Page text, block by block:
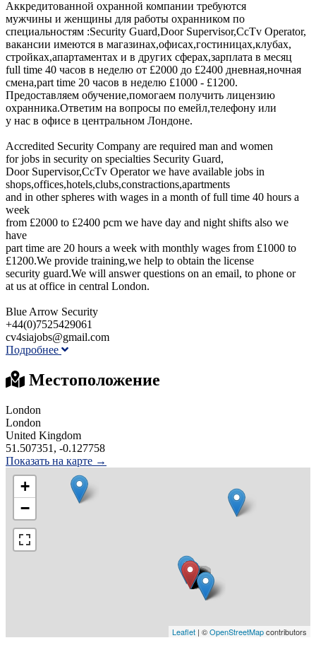
Аккредитованной охранной компании требуются
мужчины и женщины для работы охранником по
специальностям :Security Guard,Door Supervisor,CcTv Operator,
вакансии имеются в магазинах,офисах,гостиницах,клубах,
стройках,апартаментах и в других сферах,зарплата в месяц
full time 40 часов в неделю от £2000 до £2400 дневная,ночная
смена,part time 20 часов в неделю £1000 - £1200.
Предоставляем обучение,помогаем получить лицензию
охранника.Ответим на вопросы по емейл,телефону или
у нас в офисе в центральном Лондоне.
Accredited Security Company are required man and women
for jobs in security on specialties Security Guard,
Door Supervisor,CcTv Operator we have available jobs in
shops,offices,hotels,clubs,constractions,apartments
and in other spheres with wages in a month of full time 40 hours a
week
from £2000 to £2400 pcm we have day and night shifts also we
have
part time are 20 hours a week with monthly wages from £1000 to
£1200.We provide training,we help to obtain the license
security guard.We will answer questions on an email, to phone or
at us at office in central London.
Blue Arrow Security
+44(0)7525429061
cv4siajobs@gmail.com
Подробнее
Местоположение
London
London
United Kingdom
51.507351, -0.127758
Показать на карте →
+
−
Leaflet | ©OpenStreetMapcontributors